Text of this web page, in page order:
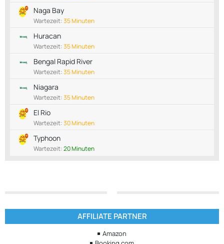
Naga Bay
Wartezeit:35 Minuten
Huracan
Wartezeit:35 Minuten
Bengal Rapid River
Wartezeit:35 Minuten
Niagara
Wartezeit:35 Minuten
El Rio
Wartezeit:30 Minuten
Typhoon
Wartezeit:20 Minuten
AFFILIATE PARTNER
Amazon